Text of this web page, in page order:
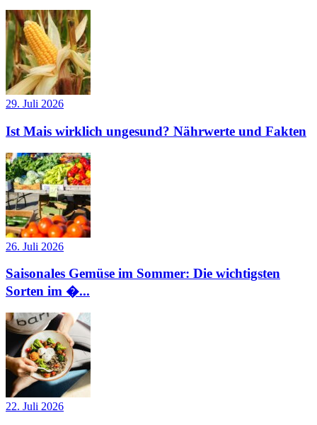
29. Juli 2026
Ist Mais wirklich ungesund? Nährwerte und Fakten
26. Juli 2026
Saisonales Gemüse im Sommer: Die wichtigsten
Sorten im �...
22. Juli 2026